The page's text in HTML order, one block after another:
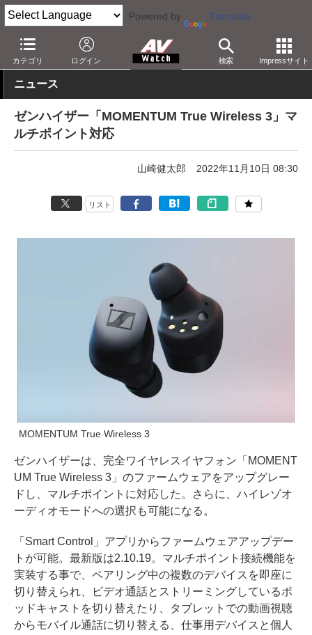
Powered by Translate
カテゴリ ログイン 検索 Impressサイト
AV Watch 製品 ヘッドフォン ゼンハイザー
ニュース
ゼンハイザー「MOMENTUM True Wireless 3」マ
ルチポイント対応
山崎健太郎 2022年11月10日 08:30
リスト
MOMENTUM True Wireless 3
ゼンハイザーは、完全ワイヤレスイヤフォン「MOMENT
UM True Wireless 3」のファームウェアをアップグレー
ドし、マルチポイントに対応した。さらに、ハイレゾオ
ーディオモードへの選択も可能になる。
「Smart Control」アプリからファームウェアアップデー
トが可能。最新版は2.10.19。マルチポイント接続機能を
実装する事で、ペアリング中の複数のデバイスを即座に
切り替えられ、ビデオ通話とストリーミングしているポ
ッドキャストを切り替えたり、タブレットでの動画視聴
からモバイル通話に切り替える、仕事用デバイスと個人